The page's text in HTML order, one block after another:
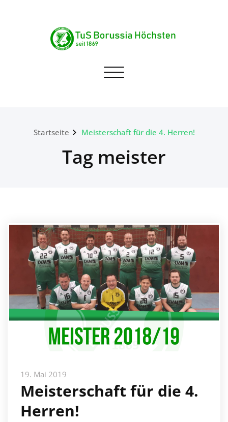
TuS Borussia Höchsten
Navigation umschalten
Startseite Meisterschaft für die 4. Herren!
Tag meister
19. Mai 2019
Meisterschaft für die 4.
Herren!